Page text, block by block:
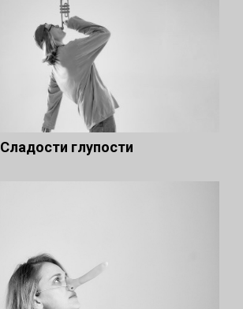
Сладости глупости